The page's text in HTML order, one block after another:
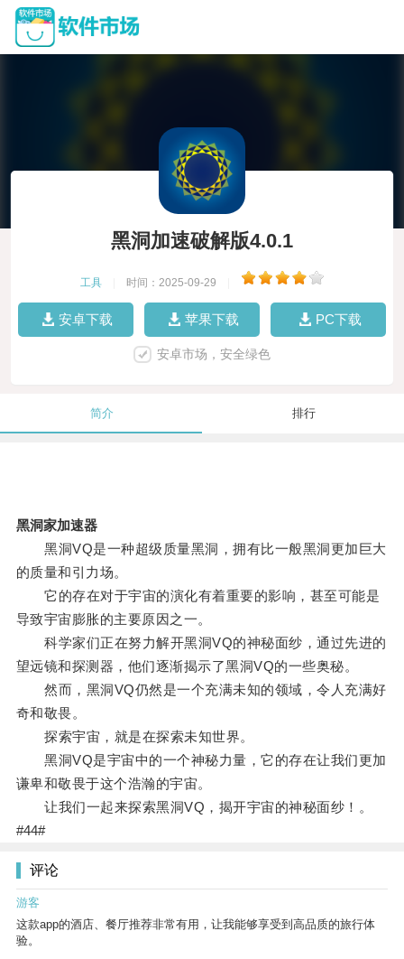
黑洞加速破解版4.0.1
工具 时间：2025-09-29
安卓下载 苹果下载 PC下载
安卓市场，安全绿色
简介 排行
黑洞家加速器
黑洞VQ是一种超级质量黑洞，拥有比一般黑洞更加巨大
的质量和引力场。
它的存在对于宇宙的演化有着重要的影响，甚至可能是
导致宇宙膨胀的主要原因之一。
科学家们正在努力解开黑洞VQ的神秘面纱，通过先进的
望远镜和探测器，他们逐渐揭示了黑洞VQ的一些奥秘。
然而，黑洞VQ仍然是一个充满未知的领域，令人充满好
奇和敬畏。
探索宇宙，就是在探索未知世界。
黑洞VQ是宇宙中的一个神秘力量，它的存在让我们更加
谦卑和敬畏于这个浩瀚的宇宙。
让我们一起来探索黑洞VQ，揭开宇宙的神秘面纱！。
#44#
评论
游客
这款app的酒店、餐厅推荐非常有用，让我能够享受到高品质的旅行体
验。